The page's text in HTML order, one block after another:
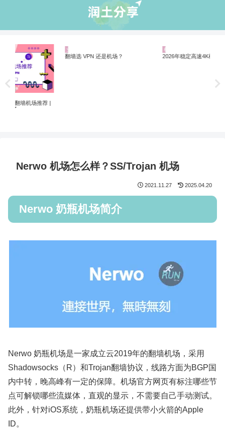
业界资讯
翻墙选 VPN 还是机场？
Nerwo 机场怎么样？SS/Trojan 机场
2021.11.27 2025.04.20
Nerwo 奶瓶机场简介
Nerwo 奶瓶机场是一家成立云2019年的翻墙机场，采用
Shadowsocks（R）和Trojan翻墙协议，线路方面为BGP国
内中转，晚高峰有一定的保障。机场官方网页有标注哪些节
点可解锁哪些流媒体，直观的显示，不需要自己手动测试。
此外，针对iOS系统，奶瓶机场还提供带小火箭的Apple
ID。